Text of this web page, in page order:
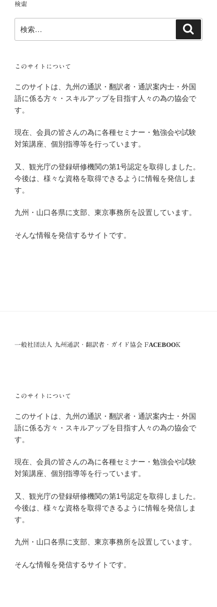
検索
索:
このサイトについて
このサイトは、九州の通訳・翻訳者・通訳案内士・外国
語に係る方々・スキルアップを目指す人々の為の協会で
す。
現在、会員の皆さんの為に各種セミナー・勉強会や試験
対策講座、個別指導等を行っています。
又、観光庁の登録研修機関の第1号認定を取得しました。
今後は、様々な資格を取得できるように情報を発信しま
す。
九州・山口各県に支部、東京事務所を設置しています。
そんな情報を発信するサイトです。
一般社団法人 九州通訳・翻訳者・ガイド協会 FACEBOOK
このサイトについて
このサイトは、九州の通訳・翻訳者・通訳案内士・外国
語に係る方々・スキルアップを目指す人々の為の協会で
す。
現在、会員の皆さんの為に各種セミナー・勉強会や試験
対策講座、個別指導等を行っています。
又、観光庁の登録研修機関の第1号認定を取得しました。
今後は、様々な資格を取得できるように情報を発信しま
す。
九州・山口各県に支部、東京事務所を設置しています。
そんな情報を発信するサイトです。